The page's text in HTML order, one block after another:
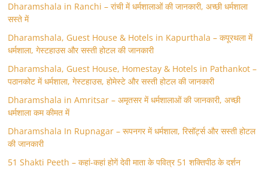
Dharamshala in Ranchi – रांची में धर्मशालाओं की जानकारी, अच्छी धर्मशाला
सस्ते में
Dharamshala, Guest House & Hotels in Kapurthala – कपूरथला में
धर्मशाला, गेस्टहाउस और सस्ती होटल की जानकारी
Dharamshala, Guest House, Homestay & Hotels in Pathankot –
पठानकोट में धर्मशाला, गेस्टहाउस, होमेस्टे और सस्ती होटल की जानकारी
Dharamshala in Amritsar – अमृतसर में धर्मशालाओं की जानकारी, अच्छी
धर्मशाला कम कीमत में
Dharamshala In Rupnagar – रूपनगर में धर्मशाला, रिसॉर्ट्स और सस्ती होटल
की जानकारी
51 Shakti Peeth – कहां-कहां होगें देवी माता के पवित्र 51 शक्तिपीठ के दर्शन